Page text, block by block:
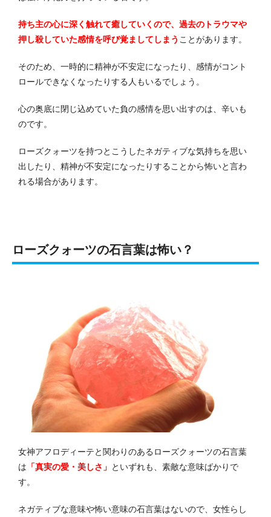
持ち主の心に深く触れて癒していくので、過去のトラウマや
押し殺していた感情を呼び覚ましてしまう ことがあります。
そのため、一時的に精神が不安定になったり、感情がコント
ロールできなくなったりする人もいるでしょう。
心の奥底に閉じ込めていた負の感情を思い出すのは、辛いも
のです。
ローズクォーツを持つとこうしたネガティブな気持ちを思い
出したり、精神が不安定になったりすることから怖いと言わ
れる場合があります。
ローズクォーツの石言葉は怖い？
女神アフロディーテと関わりのあるローズクォーツの石言葉
は 「真実の愛・美しさ」 といずれも、素敵な意味ばかりで
す。
ネガティブな意味や怖い意味の石言葉はないので、女性らし